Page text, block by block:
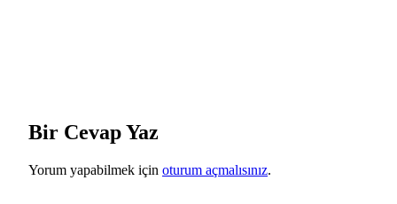
Bir Cevap Yaz
Yorum yapabilmek için oturum açmalısınız.